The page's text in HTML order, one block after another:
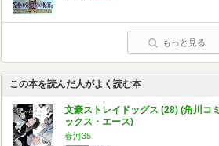
もっと見る
この本を読んだ人がよく読む本
文豪ストレイドッグス (28) (角川コ
ックス・エース)
春河35